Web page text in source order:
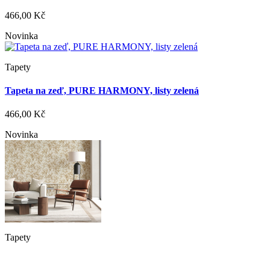
466,00 Kč
Novinka
Tapety
Tapeta na zeď, PURE HARMONY, listy zelená
466,00 Kč
Novinka
Tapety